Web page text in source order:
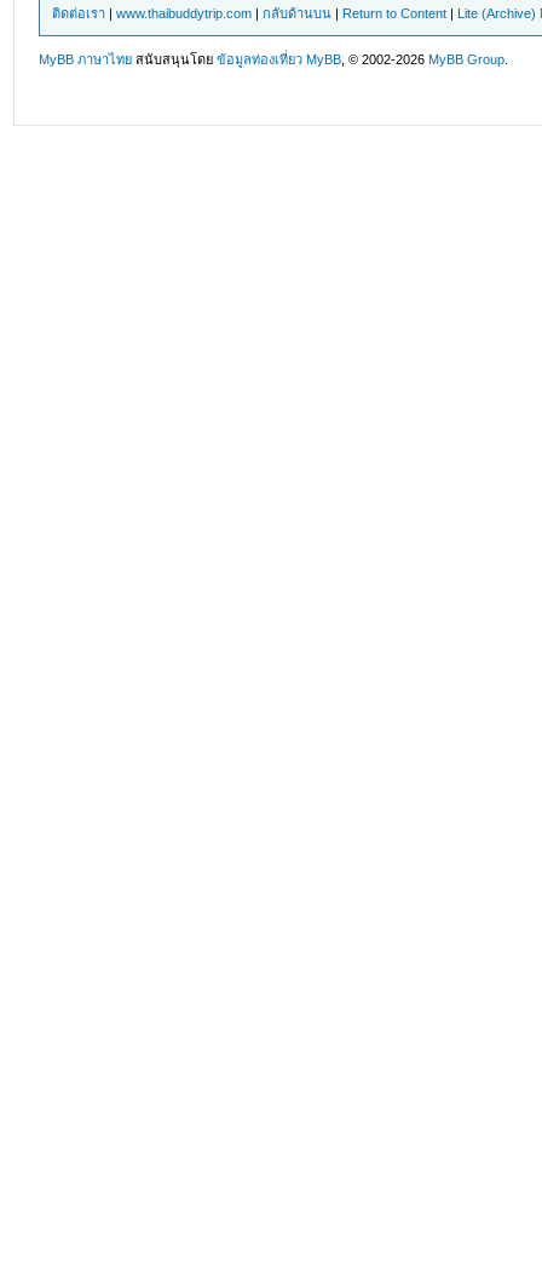
ติดต่อเรา |www.thaibuddytrip.com |กลับด้านบน | Return to Content | Lite (Archive)
MyBB ภาษาไทย สนับสนุนโดยข้อมูลท่องเที่ยว MyBB , © 2002-2026MyBB Group